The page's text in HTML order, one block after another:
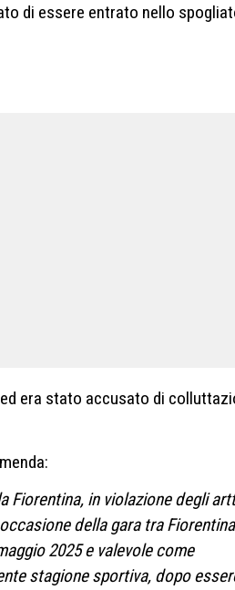
di essere entrato nello
era stato accusato di
Fiorentina, in violazione degli
della gara tra
2025 e valevole come
stagione sportiva, dopo